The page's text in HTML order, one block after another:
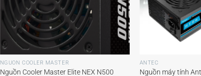
NGUỒN COOLER MASTER
Nguồn Cooler Master Elite NEX N500
ANTEC
Nguồn máy tính